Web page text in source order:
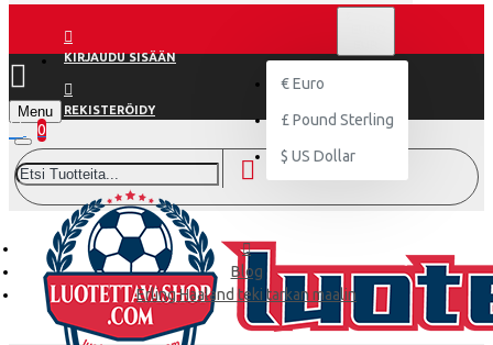
KIRJAUDU SISÄÄN
REKISTERÖIDY
€ Euro
£ Pound Sterling
$ US Dollar
Menu
0
Blog
Erling Haaland teki tarkan maalin